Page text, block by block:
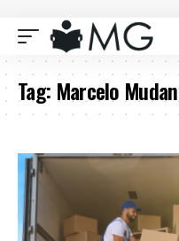
Tag: Marcelo